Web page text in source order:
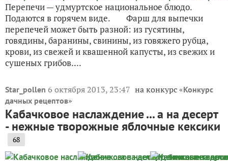
Перепечи — удмуртское национальное блюдо.
Подаются в горячем виде. Фарш для выпечки
перепечей может быть разной: из гусятины,
говядины, баранины, свинины, из говяжего рубца,
крови, из свежей и квашенной капусты, из свежих и
сушеных грибов....
Star_pollen 6 октября 2013, 23:47 на конкурс «Конкурс
дачных рецептов»
Кабачковое наслаждение ... а на десерт
- нежные творожные яблочные кексики
68